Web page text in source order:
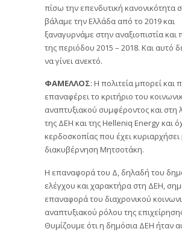
πίσω την επενδυτική κανονικότητα
βάλαμε την Ελλάδα από το 2019 και
ξαναγυρνάμε στην αναξιοπιστία και
της περιόδου 2015 – 2018. Και αυτό
να γίνει ανεκτό.
ΦΑΜΕΛΛΟΣ: Η πολιτεία μπορεί και
επαναφέρει το κριτήριο του
αναπτυξιακού συμφέροντος και στη
της ΔΕΗ και της Helleniq Energy και
κερδοσκοπίας που έχει κυριαρχήσει
διακυβέρνηση Μητσοτάκη.
Η επαναφορά του Δ, δηλαδή του
ελέγχου και χαρακτήρα στη ΔΕΗ,
επαναφορά του διαχρονικού
αναπτυξιακού ρόλου της
Θυμίζουμε ότι η δημόσια ΔΕΗ ήταν